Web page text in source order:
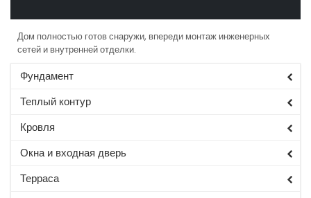
Дом полностью готов снаружи, впереди монтаж инженерных
сетей и внутренней отделки.
Фундамент
Теплый контур
Кровля
Окна и входная дверь
Терраса